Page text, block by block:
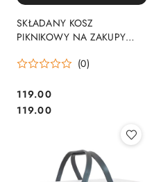
SKŁADANY KOSZ
PIKNIKOWY NA ZAKUPY
WIELOFUNKCYJNY
(0)
Cena:
119.00
Cena:
119.00